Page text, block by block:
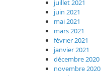
juillet 2021
juin 2021
mai 2021
mars 2021
février 2021
janvier 2021
décembre 2020
novembre 2020